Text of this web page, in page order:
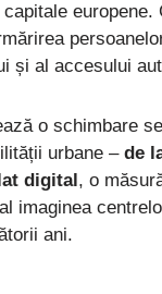
europene.
și al accesului
o schimbare
urbane – de
digital, o
imaginea
ani.